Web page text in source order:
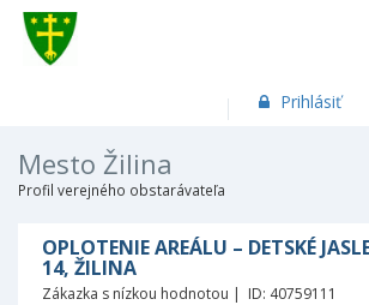
Prihlásiť
Mesto Žilina
Profil verejného obstarávateľa
OPLOTENIE AREÁLU – DETSKÉ
14, ŽILINA
Zákazka s nízkou hodnotou | ID: 40759111